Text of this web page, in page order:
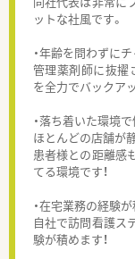
ットな社風です。
・年齢を問わずに
管理薬剤師に抜擢
を全力でバックアッ
・落ち着いた環境
ほとんどの店舗が
患者様との距離感
てる環境です！
・在宅業務の経験が
自社で訪問看護ス
験が積めます！